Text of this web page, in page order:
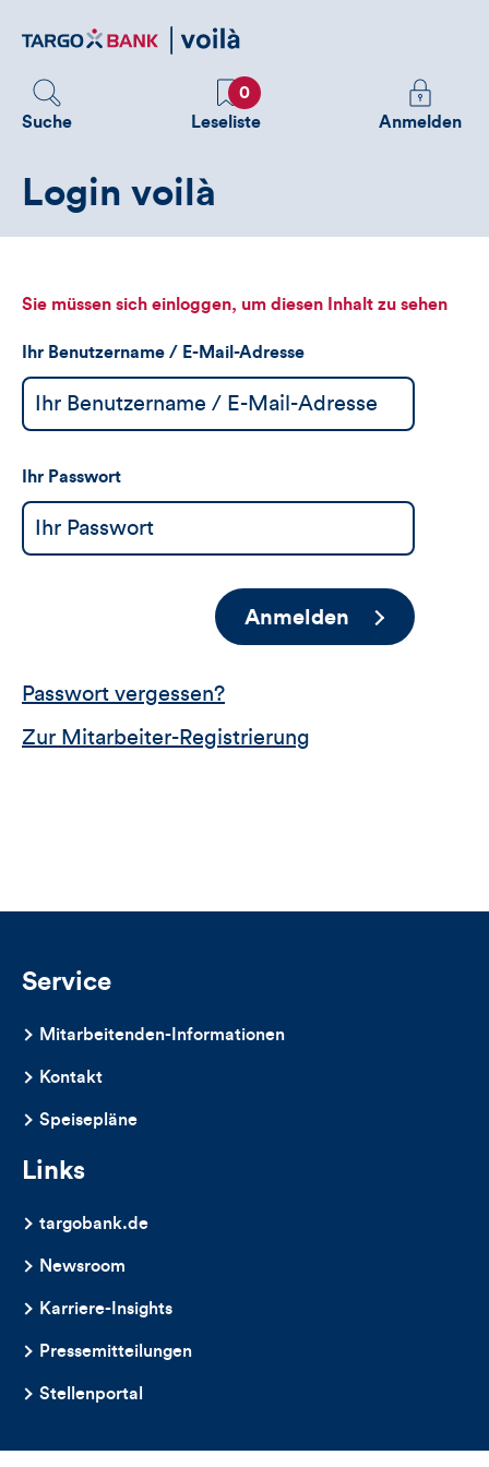
zum
Suche
Favoriten
0
Leseliste
Melden
Sie
sehen
Anmelden
Login voilà
Sie müssen sich einloggen, um diesen Inhalt zu sehen
Ihr Benutzername / E-Mail-Adresse
Ihr Passwort
Anmelden
Passwort vergessen?
Zur Mitarbeiter-Registrierung
Service
Mitarbeitenden-Informationen
Kontakt
Speisepläne
Links
targobank.de
Newsroom
Karriere-Insights
Pressemitteilungen
Stellenportal